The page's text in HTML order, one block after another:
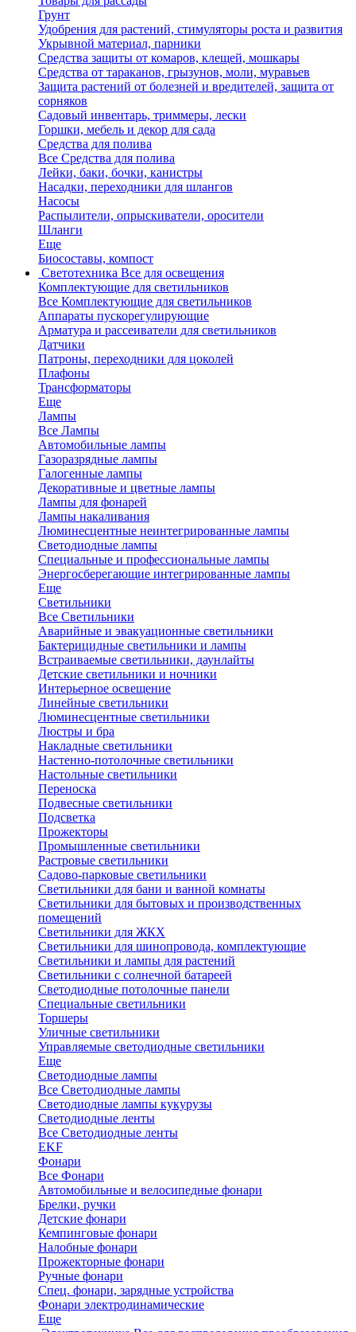
Грунт
Удобрения для растений, стимуляторы роста и развития
Укрывной материал, парники
Средства защиты от комаров, клещей, мошкары
Средства от тараканов, грызунов, моли, муравьев
Защита растений от болезней и вредителей, защита от
сорняков
Садовый инвентарь, триммеры, лески
Горшки, мебель и декор для сада
Средства для полива
Все Средства для полива
Лейки, баки, бочки, канистры
Насадки, переходники для шлангов
Насосы
Распылители, опрыскиватели, оросители
Шланги
Еще
Биосоставы, компост
Светотехника Все для освещения
Комплектующие для светильников
Все Комплектующие для светильников
Аппараты пускорегулирующие
Арматура и рассеиватели для светильников
Датчики
Патроны, переходники для цоколей
Плафоны
Трансформаторы
Еще
Лампы
Все Лампы
Автомобильные лампы
Газоразрядные лампы
Галогенные лампы
Декоративные и цветные лампы
Лампы для фонарей
Лампы накаливания
Люминесцентные неинтегрированные лампы
Светодиодные лампы
Специальные и профессиональные лампы
Энергосберегающие интегрированные лампы
Еще
Светильники
Все Светильники
Аварийные и эвакуационные светильники
Бактерицидные светильники и лампы
Встраиваемые светильники, даунлайты
Детские светильники и ночники
Интерьерное освещение
Линейные светильники
Люминесцентные светильники
Люстры и бра
Накладные светильники
Настенно-потолочные светильники
Настольные светильники
Переноска
Подвесные светильники
Подсветка
Прожекторы
Промышленные светильники
Растровые светильники
Садово-парковые светильники
Светильники для бани и ванной комнаты
Светильники для бытовых и производственных
помещений
Светильники для ЖКХ
Светильники для шинопровода, комплектующие
Светильники и лампы для растений
Светильники с солнечной батареей
Светодиодные потолочные панели
Специальные светильники
Торшеры
Уличные светильники
Управляемые светодиодные светильники
Еще
Светодиодные лампы
Все Светодиодные лампы
Светодиодные лампы кукурузы
Светодиодные ленты
Все Светодиодные ленты
EKF
Фонари
Все Фонари
Автомобильные и велосипедные фонари
Брелки, ручки
Детские фонари
Кемпинговые фонари
Налобные фонари
Прожекторные фонари
Ручные фонари
Спец. фонари, зарядные устройства
Фонари электродинамические
Еще